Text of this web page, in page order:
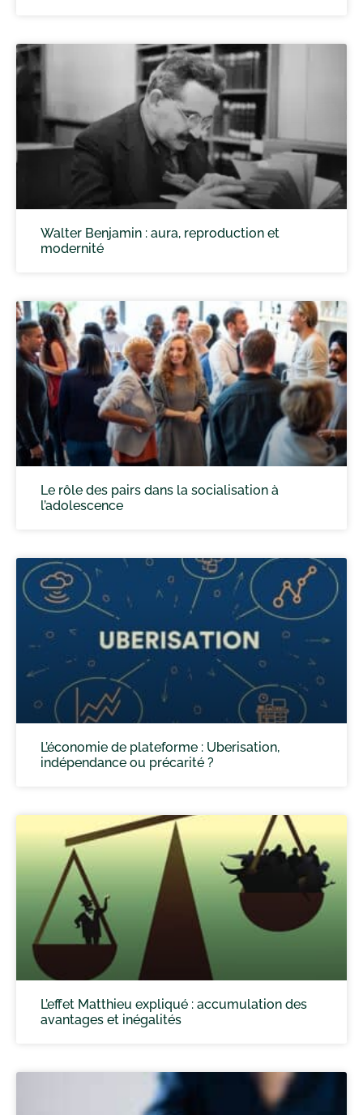
Walter Benjamin : aura, reproduction et
modernité
Le rôle des pairs dans la socialisation à
l’adolescence
L’économie de plateforme : Uberisation,
indépendance ou précarité ?
L’effet Matthieu expliqué : accumulation des
avantages et inégalités